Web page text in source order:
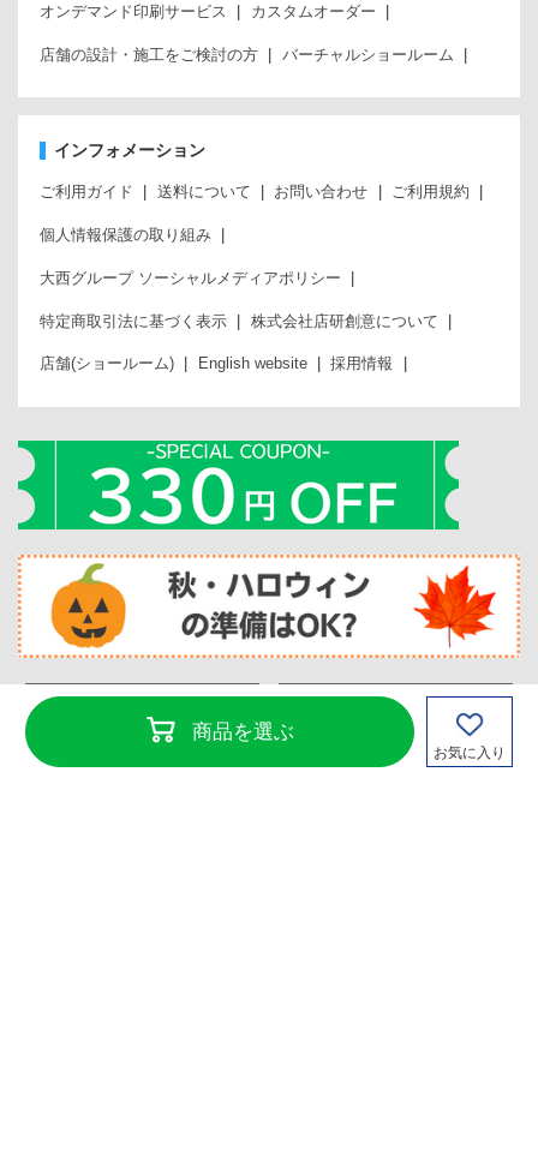
商品を選ぶ
お気に入り
オンデマンド印刷サービス カスタムオーダー
店舗の設計・施工をご検討の方 バーチャルショールーム
インフォメーション
ご利用ガイド 送料について お問い合わせ ご利用規約
個人情報保護の取り組み
大西グループ ソーシャルメディアポリシー
特定商取引法に基づく表示 株式会社店研創意について
店舗(ショールーム) English website 採用情報
カタログからのご注文
(クイックオーダー)
カタログ請求